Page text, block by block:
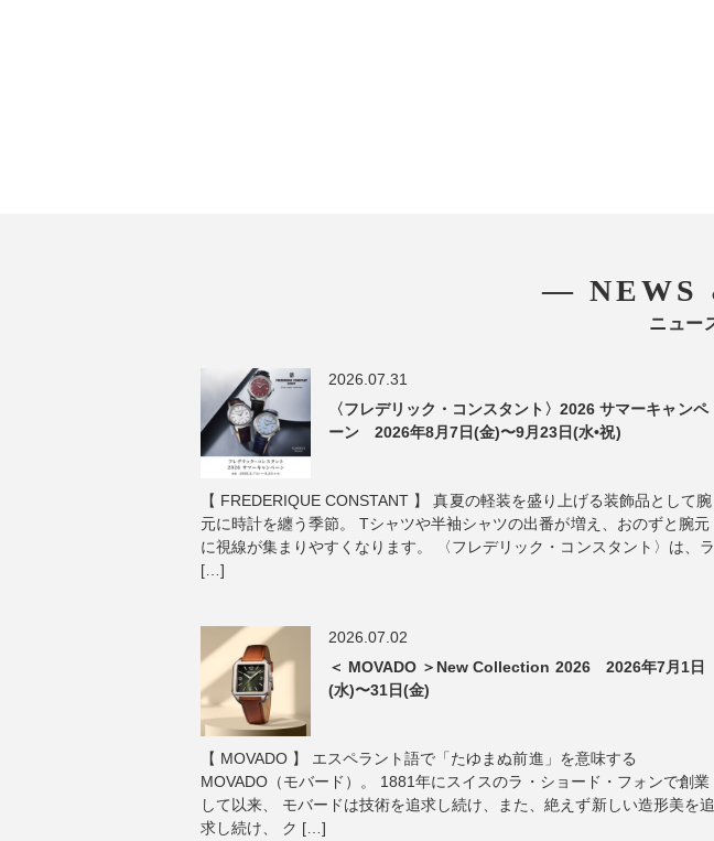
― NEWS
ニュー
2026.07.31
〈フレデリック・コンスタント〉2026 サマーキャンペ
ーン 2026年8月7日(金)〜9月23日(水•祝)
【 FREDERIQUE CONSTANT 】 真夏の軽装を盛り上げる装飾品として腕
元に時計を纏う季節。 Tシャツや半袖シャツの出番が増え、おのずと腕元
に視線が集まりやすくなります。 〈フレデリック・コンスタント〉は、ラ
[…]
2026.07.02
＜ MOVADO ＞New Collection 2026 2026年7月1日
(水)〜31日(金)
【 MOVADO 】 エスペラント語で「たゆまぬ前進」を意味する
MOVADO（モバード）。 1881年にスイスのラ・ショード・フォンで創業
して以来、 モバードは技術を追求し続け、また、絶えず新しい造形美を追
求し続け、 ク […]